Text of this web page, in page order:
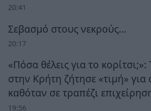
20:41
Σεβασμό στους νεκρούς…
20:17
«Πόσα θέλεις για το
στην Κρήτη ζήτησε «τιμή»
καθόταν σε τραπέζι
19:56